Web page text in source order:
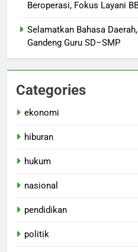
Beroperasi, Fokus Layani
Selamatkan Bahasa
Gandeng Guru SD–SMP
Categories
ekonomi
hiburan
hukum
nasional
pendidikan
politik